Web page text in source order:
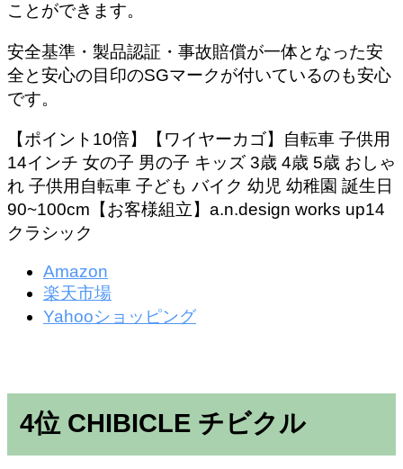
ことができます。
安全基準・製品認証・事故賠償が一体となった安
全と安心の目印のSGマークが付いているのも安心
です。
【ポイント10倍】【ワイヤーカゴ】自転車 子供用
14インチ 女の子 男の子 キッズ 3歳 4歳 5歳 おしゃ
れ 子供用自転車 子ども バイク 幼児 幼稚園 誕生日
90~100cm【お客様組立】a.n.design works up14
クラシック
Amazon
楽天市場
Yahooショッピング
4位 CHIBICLE チビクル